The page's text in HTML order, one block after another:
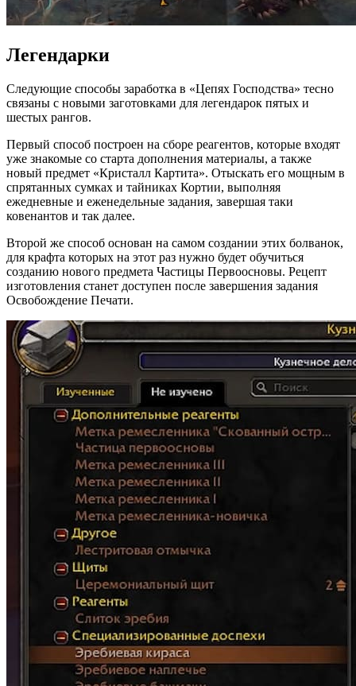
Легендарки
Следующие способы заработка в «Цепях Господства» тесно
связаны с новыми заготовками для легендарок пятых и
шестых рангов.
Первый способ построен на сборе реагентов, которые входят
уже знакомые со старта дополнения материалы, а также
новый предмет «Кристалл Картита». Отыскать его мощным в
спрятанных сумках и тайниках Кортии, выполняя
ежедневные и еженедельные задания, завершая таки
ковенантов и так далее.
Второй же способ основан на самом создании этих болванок,
для крафта которых на этот раз нужно будет обучиться
созданию нового предмета Частицы Первоосновы. Рецепт
изготовления станет доступен после завершения задания
Освобождение Печати.